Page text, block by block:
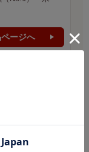
ージへ